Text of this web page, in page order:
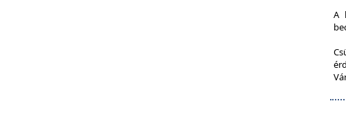
A